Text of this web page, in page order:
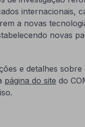
internacionais,
a novas
novas
e detalhes
página do site do